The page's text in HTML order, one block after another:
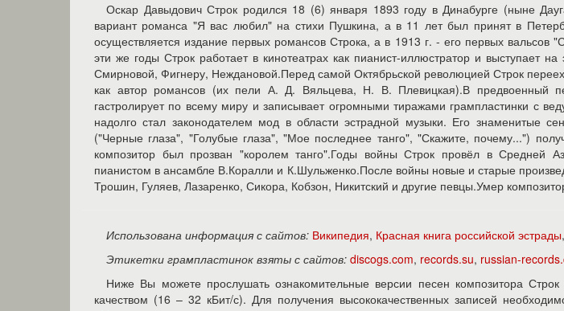
Оскар Давыдович Строк родился 18 (6) января 1893 году в Динабурге (ныне
вариант романса "Я вас любил" на стихи Пушкина, а в 11 лет был принят в
осуществляется издание первых романсов Строка, а в 1913 г. - его первых вальсов
эти же годы Строк работает в кинотеатрах как пианист-иллюстратор и выступает
Смирновой, Фигнеру, Неждановой.Перед самой Октябрьской революцией Строк
как автор романсов (их пели А. Д. Вяльцева, Н. В. Плевицкая).В предвоенный
гастролирует по всему миру и записывает огромными тиражами грампластинки с
надолго стал законодателем мод в области эстрадной музыки. Его знаменитые
("Черные глаза", "Голубые глаза", "Мое последнее танго", "Скажите, почему...")
композитор был прозван "королем танго".Годы войны Строк провёл в Средней
пианистом в ансамбле В.Коралли и К.Шульженко.После войны новые и старые
Трошин, Гуляев, Лазаренко, Сикора, Кобзон, Никитский и другие певцы.Умер
Использована информация с сайтов: Википедия, Красная книга российской эстрады,
Этикетки грампластинок взяты с сайтов: discogs.com, records.su, russian-
Ниже Вы можете прослушать ознакомительные версии песен композитора
качеством (16 – 32 кБит/с). Для получения высококачественных записей